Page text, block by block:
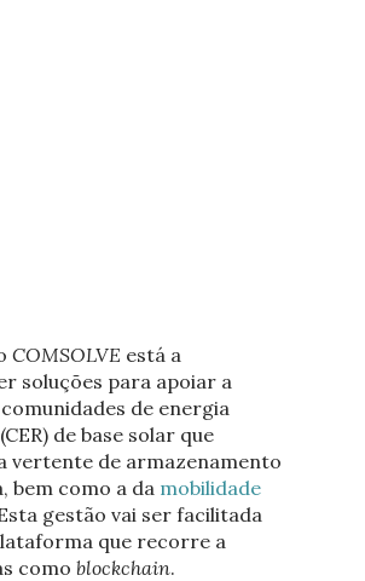
COMSOLVE está a
soluções para apoiar a
de energia
de base solar que
vertente de armazenamento
bem como a da mobilidade
gestão vai ser facilitada
que recorre a
como blockchain.